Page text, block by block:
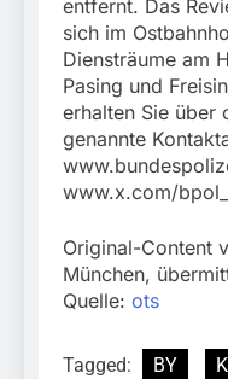
entfernt. Das
sich im
Diensträume am
Pasing und
erhalten Sie über
genannte
www.x.com/
Original-Content
München,
Quelle: ots
Tagged: BY